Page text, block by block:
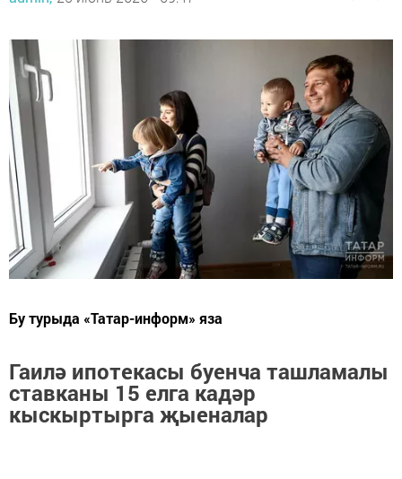
Бу турыда «Татар-информ» яза
Гаилә ипотекасы буенча ташламалы
ставканы 15 елга кадәр
кыскыртырга җыеналар